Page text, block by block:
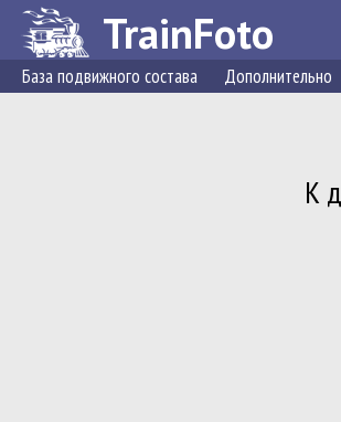
TrainFoto
База подвижного состава Дополнительно
К